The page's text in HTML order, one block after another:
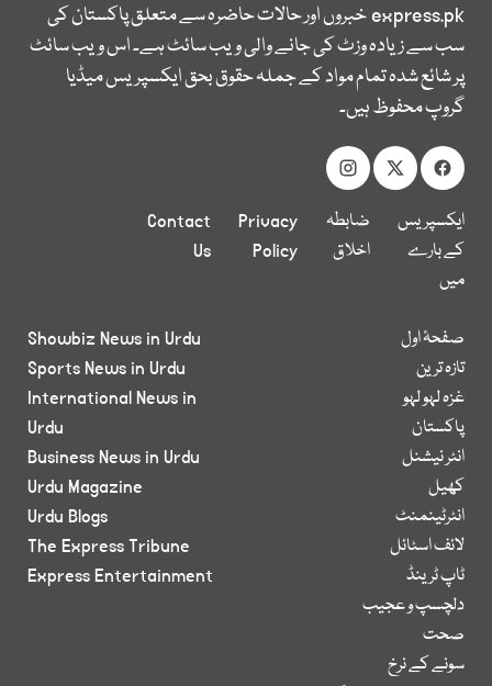
express.pkخبروں اور حالات حاضرہ سے متعلق پاکستان کی
سب سے زیادہ وزٹ کی جانے والی ویب سائٹ ہے۔ اس ویب سائٹ
پر شائع شدہ تمام مواد کے جملہ حقوق بحق ایکسپریس میڈیا
گروپ محفوظ ہیں۔
ایکسپریس
کے بارے
میں
ضابطہ
اخلاق
Privacy
Policy
Contact
Us
صفحۂ اول
تازہ ترین
غزہ لہو لہو
پاکستان
انٹر نیشنل
کھیل
انٹرٹینمنٹ
لائف اسٹائل
ٹاپ ٹرینڈ
دلچسپ و عجیب
صحت
سونے کے نرخ
Showbiz News in Urdu
Sports News in Urdu
International News in
Urdu
Business News in Urdu
Urdu Magazine
Urdu Blogs
The Express Tribune
Express Entertainment